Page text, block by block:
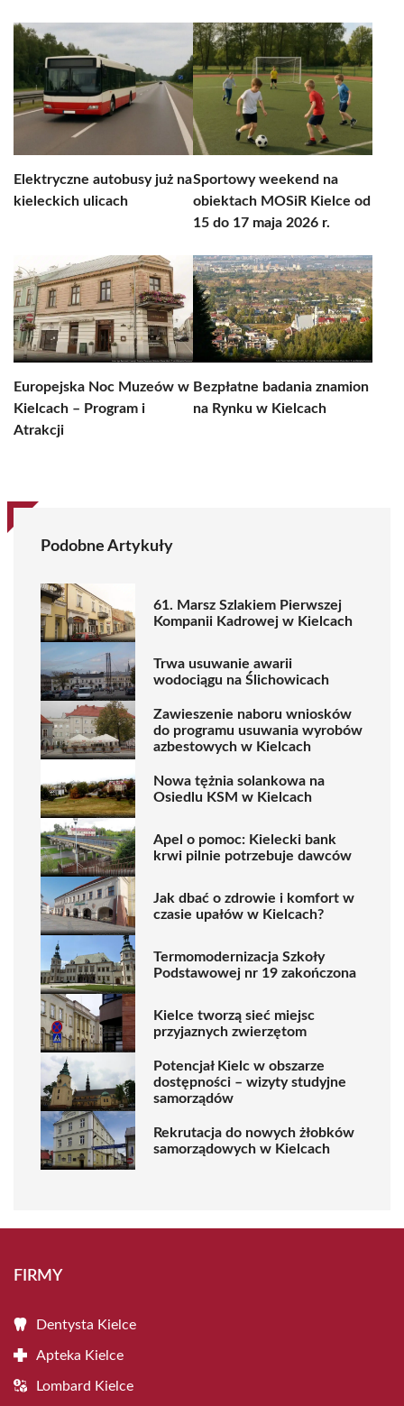
Elektryczne autobusy już na
kieleckich ulicach
Sportowy weekend na
obiektach MOSiR Kielce od
15 do 17 maja 2026 r.
Europejska Noc Muzeów w
Kielcach – Program i
Atrakcji
Bezpłatne badania znamion
na Rynku w Kielcach
Podobne Artykuły
61. Marsz Szlakiem Pierwszej
Kompanii Kadrowej w Kielcach
Trwa usuwanie awarii
wodociągu na Ślichowicach
Zawieszenie naboru wniosków
do programu usuwania wyrobów
azbestowych w Kielcach
Nowa tężnia solankowa na
Osiedlu KSM w Kielcach
Apel o pomoc: Kielecki bank
krwi pilnie potrzebuje dawców
Jak dbać o zdrowie i komfort w
czasie upałów w Kielcach?
Termomodernizacja Szkoły
Podstawowej nr 19 zakończona
Kielce tworzą sieć miejsc
przyjaznych zwierzętom
Potencjał Kielc w obszarze
dostępności – wizyty studyjne
samorządów
Rekrutacja do nowych żłobków
samorządowych w Kielcach
FIRMY
Dentysta Kielce
Apteka Kielce
Lombard Kielce